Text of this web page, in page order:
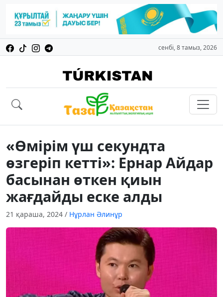
сенбі, 8 тамыз, 2026
«Өмірім үш секундта
өзгеріп кетті»: Ернар Айдар
басынан өткен қиын
жағдайды еске алды
21 қараша, 2024 / Нұрлан Әлинұр